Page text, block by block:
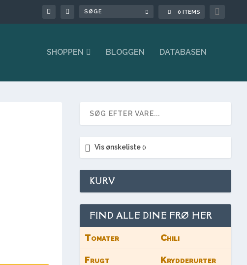
0 ITEMS 
SHOPPEN BLOGGEN DATABASEN
Vis ønskeliste
KURV
FIND ALLE DINE FRØ HER
Tomater Chili
Frugt Krydderurter